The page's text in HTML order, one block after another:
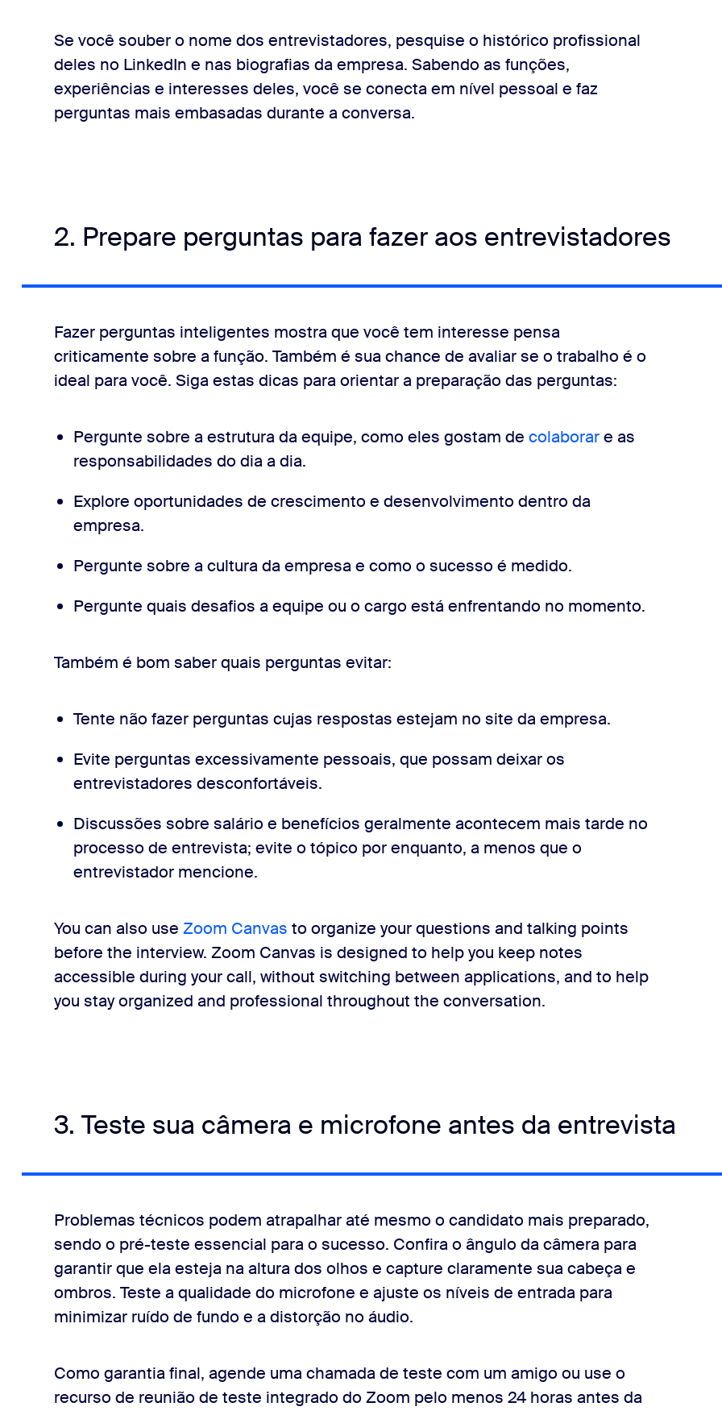
conecte-se com Zoom Meetings
Se você souber o nome dos entrevistadores, pesquise o histórico profissional
deles no LinkedIn e nas biografias da empresa. Sabendo as funções,
experiências e interesses deles, você se conecta em nível pessoal e faz
perguntas mais embasadas durante a conversa.
2. Prepare perguntas para fazer aos entrevistadores
Fazer perguntas inteligentes mostra que você tem interesse pensa
criticamente sobre a função. Também é sua chance de avaliar se o trabalho é o
ideal para você. Siga estas dicas para orientar a preparação das perguntas:
Pergunte sobre a estrutura da equipe, como eles gostam de colaborare as
responsabilidades do dia a dia.
Explore oportunidades de crescimento e desenvolvimento dentro da
empresa.
Pergunte sobre a cultura da empresa e como o sucesso é medido.
Pergunte quais desafios a equipe ou o cargo está enfrentando no momento.
Também é bom saber quais perguntas evitar:
Tente não fazer perguntas cujas respostas estejam no site da empresa.
Evite perguntas excessivamente pessoais, que possam deixar os
entrevistadores desconfortáveis.
Discussões sobre salário e benefícios geralmente acontecem mais tarde no
processo de entrevista; evite o tópico por enquanto, a menos que o
entrevistador mencione.
You can also use Zoom Canvas to organize your questions and talking points
before the interview. Zoom Canvas is designed to help you keep notes
accessible during your call, without switching between applications, and to help
you stay organized and professional throughout the conversation.
3. Teste sua câmera e microfone antes da entrevista
Problemas técnicos podem atrapalhar até mesmo o candidato mais preparado,
sendo o pré-teste essencial para o sucesso. Confira o ângulo da câmera para
garantir que ela esteja na altura dos olhos e capture claramente sua cabeça e
ombros. Teste a qualidade do microfone e ajuste os níveis de entrada para
minimizar ruído de fundo e a distorção no áudio.
Como garantia final, agende uma chamada de teste com um amigo ou use o
recurso de reunião de teste integrado do Zoom pelo menos 24 horas antes da